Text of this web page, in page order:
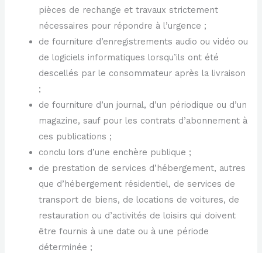
pièces de rechange et travaux strictement
nécessaires pour répondre à l’urgence ;
de fourniture d’enregistrements audio ou vidéo ou
de logiciels informatiques lorsqu’ils ont été
descellés par le consommateur après la livraison
;
de fourniture d’un journal, d’un périodique ou d’un
magazine, sauf pour les contrats d’abonnement à
ces publications ;
conclu lors d’une enchère publique ;
de prestation de services d’hébergement, autres
que d’hébergement résidentiel, de services de
transport de biens, de locations de voitures, de
restauration ou d’activités de loisirs qui doivent
être fournis à une date ou à une période
déterminée ;